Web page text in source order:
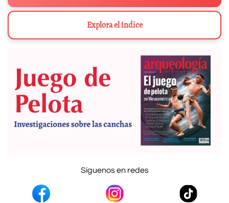
Explora el índice
Síguenos en redes